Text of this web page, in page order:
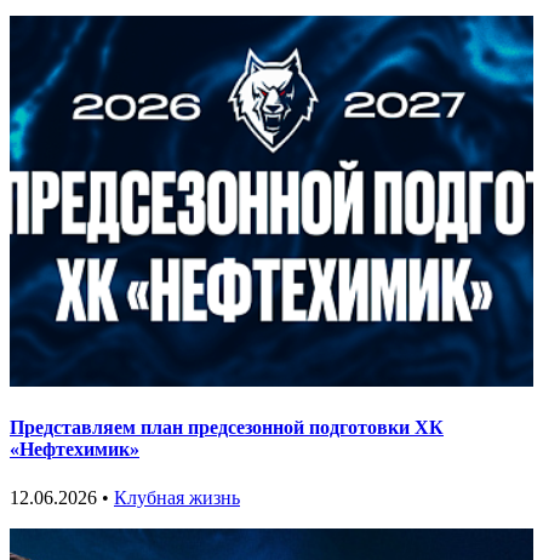
Представляем план предсезонной подготовки ХК
«Нефтехимик»
12.06.2026 • Клубная жизнь